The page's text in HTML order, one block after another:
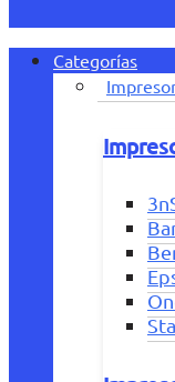
Categorías